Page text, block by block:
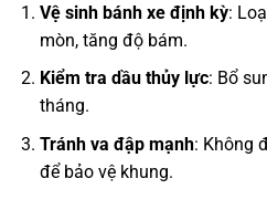
Vệ sinh bánh xe định kỳ:
mòn, tăng độ bám.
Kiểm tra dầu thủy lực: Bổ
tháng.
Tránh va đập mạnh: Không
để bảo vệ khung.